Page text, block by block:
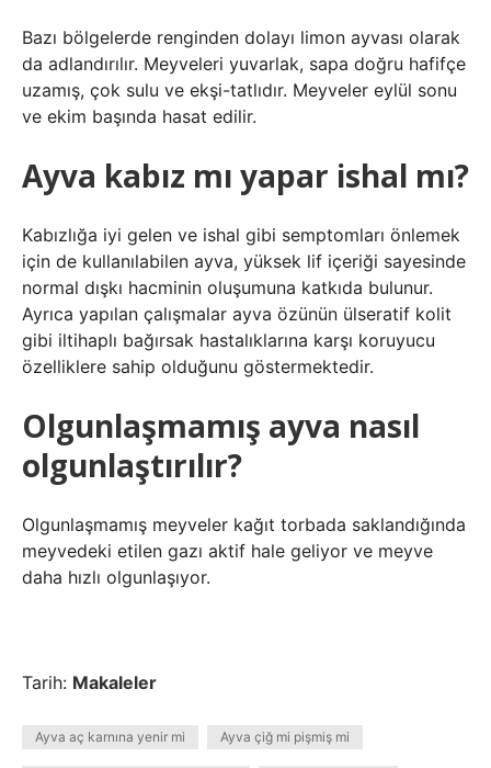
Bazı bölgelerde renginden dolayı limon ayvası olarak
da adlandırılır. Meyveleri yuvarlak, sapa doğru hafifçe
uzamış, çok sulu ve ekşi-tatlıdır. Meyveler eylül sonu
ve ekim başında hasat edilir.
Ayva kabız mı yapar ishal mı?
Kabızlığa iyi gelen ve ishal gibi semptomları önlemek
için de kullanılabilen ayva, yüksek lif içeriği sayesinde
normal dışkı hacminin oluşumuna katkıda bulunur.
Ayrıca yapılan çalışmalar ayva özünün ülseratif kolit
gibi iltihaplı bağırsak hastalıklarına karşı koruyucu
özelliklere sahip olduğunu göstermektedir.
Olgunlaşmamış ayva nasıl
olgunlaştırılır?
Olgunlaşmamış meyveler kağıt torbada saklandığında
meyvedeki etilen gazı aktif hale geliyor ve meyve
daha hızlı olgunlaşıyor.
Tarih: Makaleler
Ayva aç karnına yenir mi Ayva çiğ mi pişmiş mi